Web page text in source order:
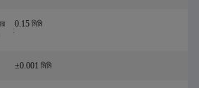
:
0.15 মিমি
±0.001 মিমি